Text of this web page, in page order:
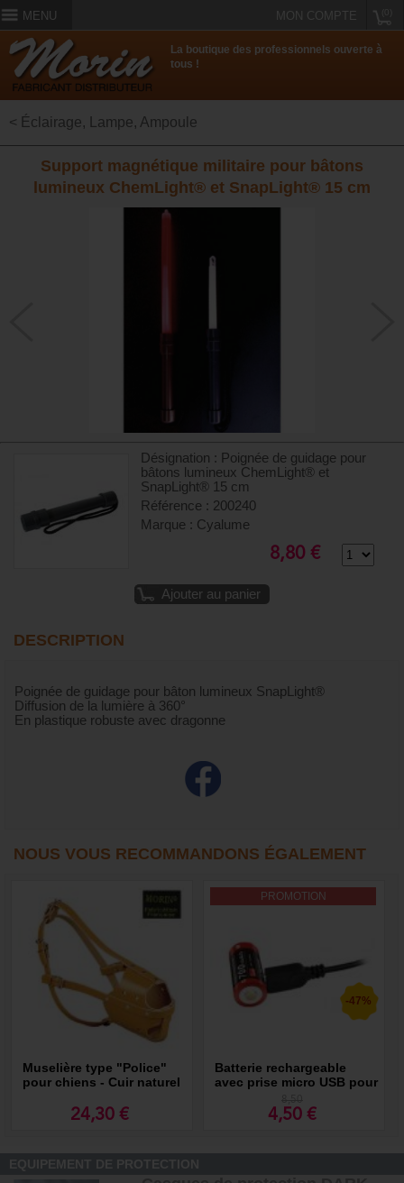
MENU MON COMPTE
La boutique des professionnels ouverte à
tous !
< Éclairage, Lampe, Ampoule
Support magnétique militaire pour bâtons
lumineux ChemLight® et SnapLight® 15 cm
Désignation : Poignée de guidage pour
bâtons lumineux ChemLight® et
SnapLight® 15 cm
Référence : 200240
Marque : Cyalume
8,80 €
Ajouter au panier
DESCRIPTION
Poignée de guidage pour bâton lumineux SnapLight®
Diffusion de la lumière à 360°
En plastique robuste avec dragonne
NOUS VOUS RECOMMANDONS ÉGALEMENT
Muselière type "Police"
pour chiens - Cuir naturel
24,30 €
PROMOTION
Batterie rechargeable
avec prise micro USB pour
-47%
4,50 €